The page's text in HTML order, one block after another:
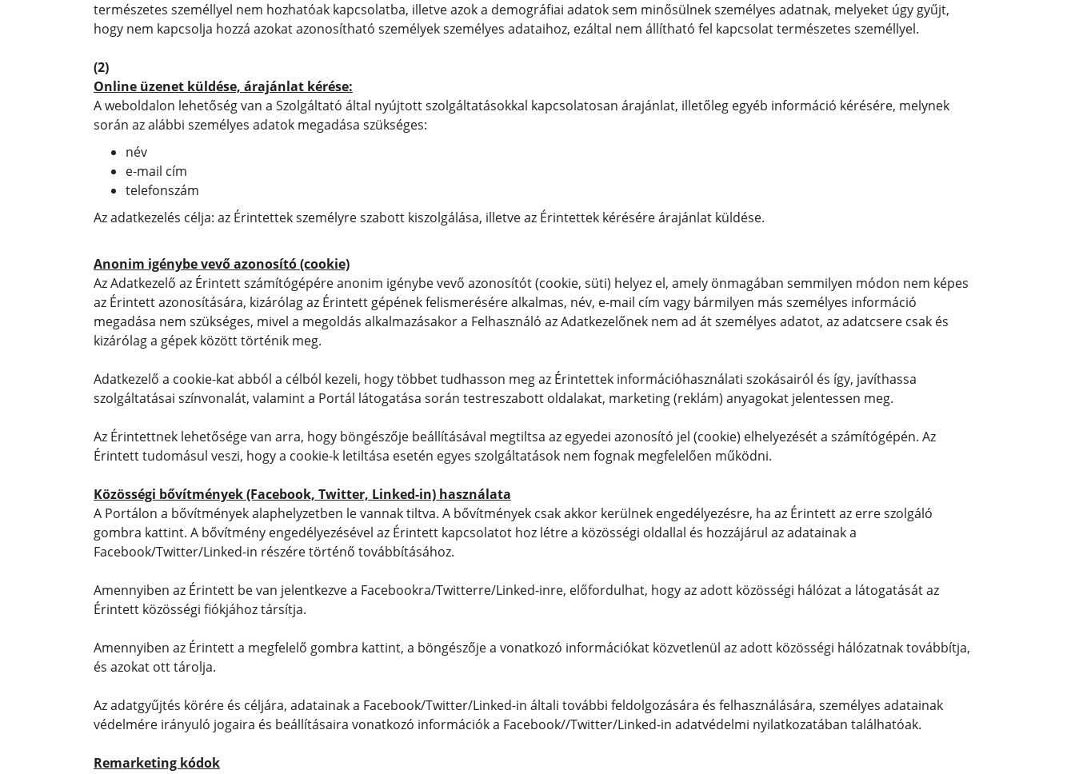
természetes személlyel nem hozhatóak kapcsolatba, illetve azok a demográfiai adatok sem minősülnek személyes adatnak, melyeket úgy gyűjt,
hogy nem kapcsolja hozzá azokat azonosítható személyek személyes adataihoz, ezáltal nem állítható fel kapcsolat természetes személlyel.
(2)
Online üzenet küldése, árajánlat kérése:
A weboldalon lehetőség van a Szolgáltató által nyújtott szolgáltatásokkal kapcsolatosan árajánlat, illetőleg egyéb információ kérésére, melynek
során az alábbi személyes adatok megadása szükséges:
név
e-mail cím
telefonszám
Az adatkezelés célja: az Érintettek személyre szabott kiszolgálása, illetve az Érintettek kérésére árajánlat küldése.
Anonim igénybe vevő azonosító (cookie)
Az Adatkezelő az Érintett számítógépére anonim igénybe vevő azonosítót (cookie, süti) helyez el, amely önmagában semmilyen módon nem képes
az Érintett azonosítására, kizárólag az Érintett gépének felismerésére alkalmas, név, e-mail cím vagy bármilyen más személyes információ
megadása nem szükséges, mivel a megoldás alkalmazásakor a Felhasználó az Adatkezelőnek nem ad át személyes adatot, az adatcsere csak és
kizárólag a gépek között történik meg.
Adatkezelő a cookie-kat abból a célból kezeli, hogy többet tudhasson meg az Érintettek információhasználati szokásairól és így, javíthassa
szolgáltatásai színvonalát, valamint a Portál látogatása során testreszabott oldalakat, marketing (reklám) anyagokat jelentessen meg.
Az Érintettnek lehetősége van arra, hogy böngészője beállításával megtiltsa az egyedei azonosító jel (cookie) elhelyezését a számítógépén. Az
Érintett tudomásul veszi, hogy a cookie-k letiltása esetén egyes szolgáltatások nem fognak megfelelően működni.
Közösségi bővítmények (Facebook, Twitter, Linked-in) használata
A Portálon a bővítmények alaphelyzetben le vannak tiltva. A bővítmények csak akkor kerülnek engedélyezésre, ha az Érintett az erre szolgáló
gombra kattint. A bővítmény engedélyezésével az Érintett kapcsolatot hoz létre a közösségi oldallal és hozzájárul az adatainak a
Facebook/Twitter/Linked-in részére történő továbbításához.
Amennyiben az Érintett be van jelentkezve a Facebookra/Twitterre/Linked-inre, előfordulhat, hogy az adott közösségi hálózat a látogatását az
Érintett közösségi fiókjához társítja.
Amennyiben az Érintett a megfelelő gombra kattint, a böngészője a vonatkozó információkat közvetlenül az adott közösségi hálózatnak továbbítja,
és azokat ott tárolja.
Az adatgyűjtés körére és céljára, adatainak a Facebook/Twitter/Linked-in általi további feldolgozására és felhasználására, személyes adatainak
védelmére irányuló jogaira és beállításaira vonatkozó információk a Facebook//Twitter/Linked-in adatvédelmi nyilatkozatában találhatóak.
Remarketing kódok